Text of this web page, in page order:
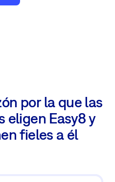
por la que las
eligen Easy8 y
fieles a él